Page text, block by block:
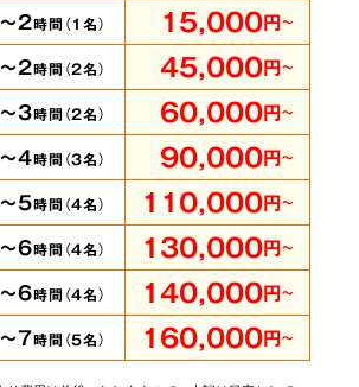
件・ホテルの
承ります
即時に
対応可能
2時間（1名） 15,000円～
2時間（2名） 45,000円～
3時間（2名） 60,000円～
4時間（3名） 90,000円～
5時間（4名） 110,000円～
6時間（4名） 130,000円～
6時間（4名） 140,000円～
7時間（5名） 160,000円～